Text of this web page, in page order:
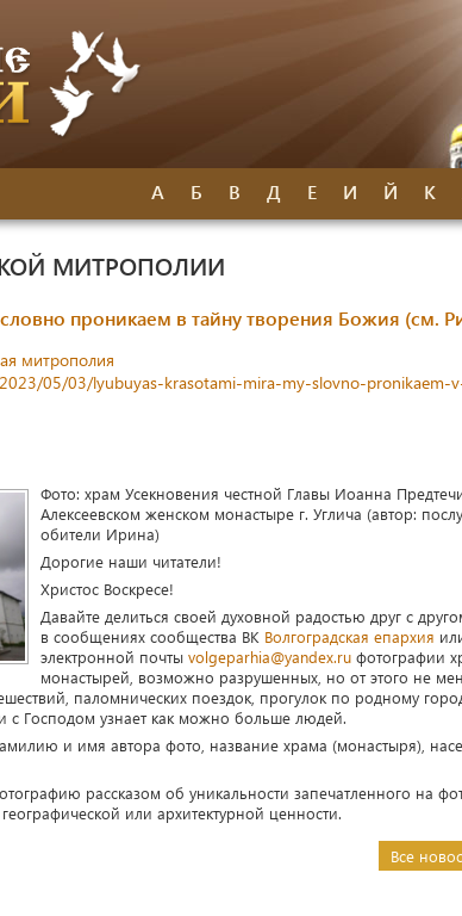
А Б В Д Е И Й К
МИТРОПОЛИИ
проникаем в тайну творения Божия (см.
митрополия
05/03/lyubuyas-krasotami-mira-my-slovno-pronikaem-
Фото: храм Усекновения честной Главы Иоанна
Алексеевском женском монастыре г. Углича (автор:
обители Ирина)
Дорогие наши читатели!
Христос Воскресе!
Давайте делиться своей духовной радостью друг с
в сообщениях сообщества ВК Волгоградская епархия
электронной почты volgeparhia@yandex.ru фотографии
монастырей, возможно разрушенных, но от этого не
паломнических поездок, прогулок по родному
с Господом узнает как можно больше людей.
и имя автора фото, название храма (монастыря),
рассказом об уникальности запечатленного на
или архитектурной ценности.
Все